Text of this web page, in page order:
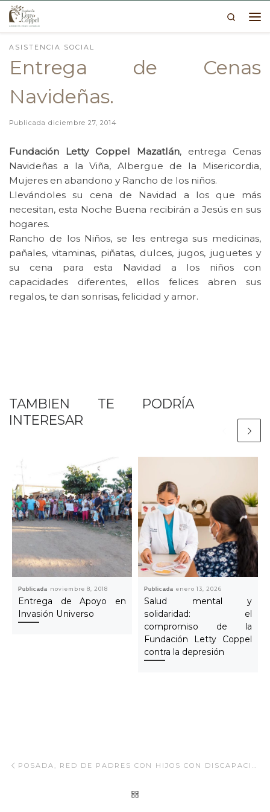
Skip to content
Search
ASISTENCIA SOCIAL
Entrega de Cenas
Navideñas.
Publicada diciembre 27, 2014
Fundación Letty Coppel Mazatlán, entrega Cenas
Navideñas a la Viña, Albergue de la Misericordia,
Mujeres en abandono y Rancho de los niños.
Llevándoles su cena de Navidad a los que más
necesitan, esta Noche Buena recibirán a Jesús en sus
hogares.
Rancho de los Niños, se les entrega sus medicinas,
pañales, vitaminas, piñatas, dulces, jugos, juguetes y
su cena para esta Navidad a los niños con
capacidades diferentes, ellos felices abren sus
regalos, te dan sonrisas, felicidad y amor.
TAMBIEN TE PODRÍA
INTERESAR
Publicada noviembre 8, 2018
Entrega de Apoyo en
Invasión Universo
Publicadaenero 13, 2026
Salud mental y
solidaridad: el
compromiso de la
Fundación Letty Coppel
contra la depresión
Navegar Artículo POSADA, RED DE PADRES CON HIJOS CON DISCAPACIDAD